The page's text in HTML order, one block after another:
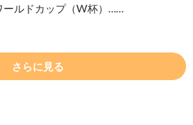
ールドカップ（W杯）……
さらに見る